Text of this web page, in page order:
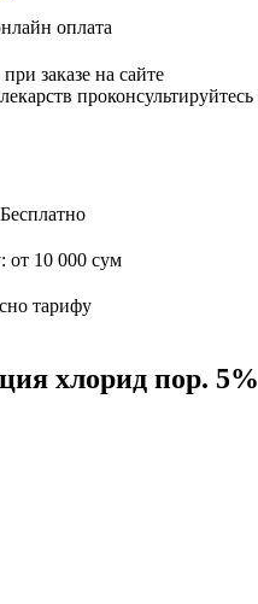
оплата
заказе на сайте
Бесплатно
от 10 000 сум
тарифу
хлорид пор.